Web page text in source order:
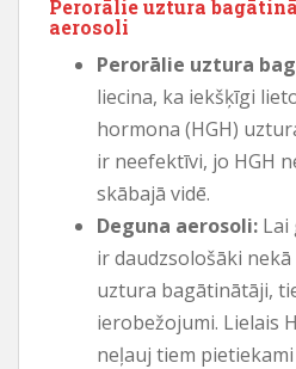
Perorālie uztura
aerosoli
Perorālie uztura
liecina, ka iekšķīgi
hormona (HGH)
ir neefektīvi, jo HGH
skābajā vidē.
Deguna aerosoli: Lai
ir daudzsološāki
uztura bagātinātāji,
ierobežojumi. Lielais
neļauj tiem